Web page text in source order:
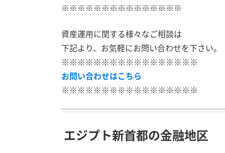
※※※※※※※※※※※※※※※
資産運用に関する様々なご相談は
下記より、お気軽にお問い合わせを下さい。
※※※※※※※※※※※※※※※※※
お問い合わせはこちら
※※※※※※※※※※※※※※※※※
エジプト新首都の金融地区